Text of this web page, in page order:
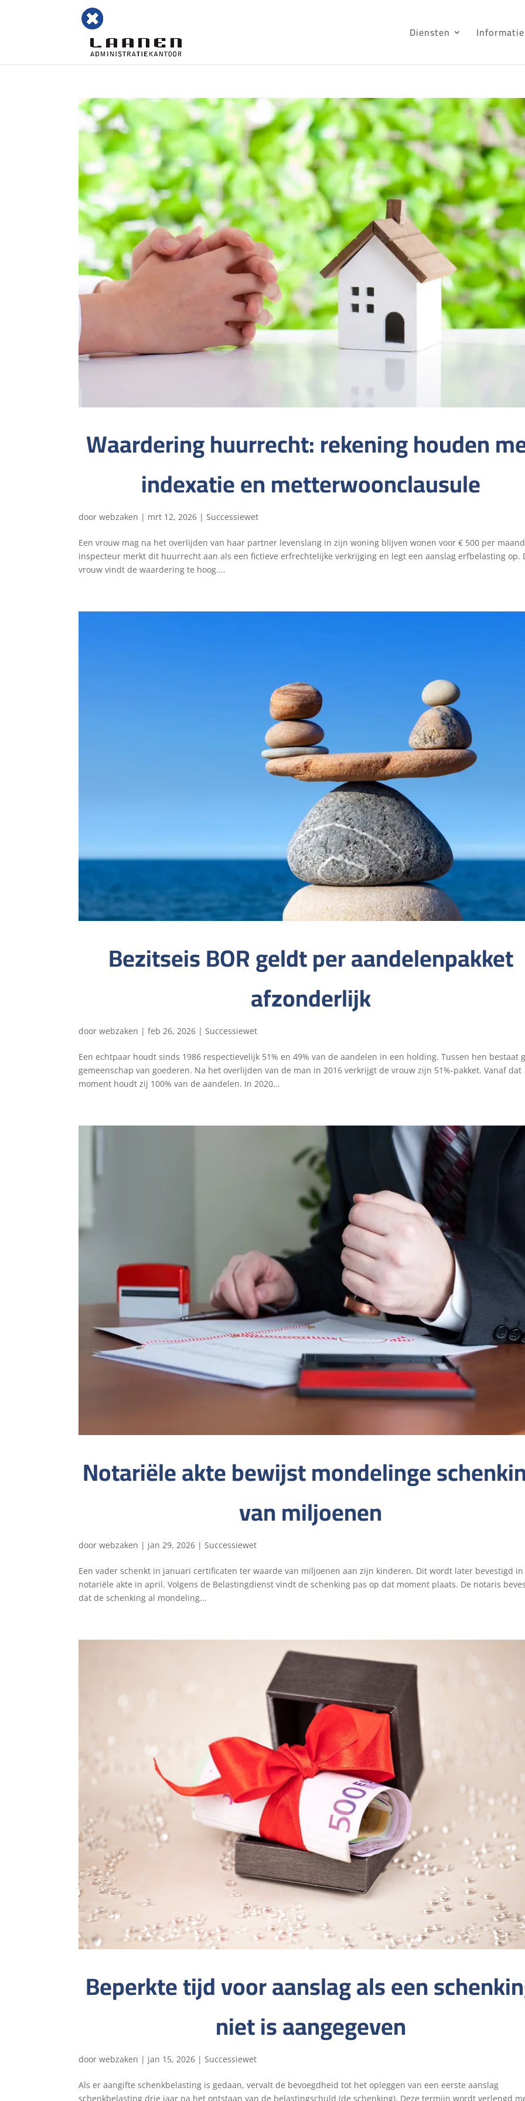
Diensten Informatie
Waardering huurrecht: rekening houden
indexatie en metterwoonclausule
doorwebzaken | mrt 12, 2026 |Successiewet
Een vrouw mag na het overlijden van haar partner levenslang in zijn woning blijven wonen voor € 500 per
inspecteur merkt dit huurrecht aan als een fictieve erfrechtelijke verkrijging en legt een aanslag erfbelasting op.
vrouw vindt de waardering te hoog....
Bezitseis BOR geldt per aandelenpakket
afzonderlijk
doorwebzaken |feb 26, 2026 |Successiewet
Een echtpaar houdt sinds 1986 respectievelijk 51% en 49% van de aandelen in een holding. Tussen hen bestaat
gemeenschap van goederen. Na het overlijden van de man in 2016 verkrijgt de vrouw zijn 51%-pakket. Vanaf dat
moment houdt zij 100% van de aandelen. In 2020...
Notariële akte bewijst mondelinge
van miljoenen
doorwebzaken | jan 29, 2026 |Successiewet
Een vader schenkt in januari certificaten ter waarde van miljoenen aan zijn kinderen. Dit wordt later bevestigd
notariële akte in april. Volgens de Belastingdienst vindt de schenking pas op dat moment plaats. De notaris
dat de schenking al mondeling...
Beperkte tijd voor aanslag als een
niet is aangegeven
doorwebzaken | jan 15, 2026 | Successiewet
Als er aangifte schenkbelasting is gedaan, vervalt de bevoegdheid tot het opleggen van een eerste aanslag
schenkbelasting drie jaar na het ontstaan van de belastingschuld (de schenking). Deze termijn wordt verlengd